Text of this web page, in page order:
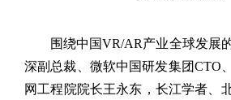
围绕中国VR/AR产业全球发展
深副总裁、微软中国研发集团CTO
网工程院院长王永东，长江学者、